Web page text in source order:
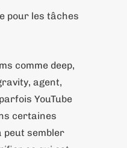
pour les tâches
comme deep,
agent,
YouTube
certaines
peut sembler